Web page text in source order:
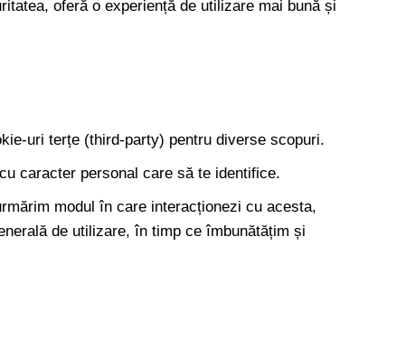
oferă o experiență de utilizare mai bună și
uri terțe (third-party) pentru diverse scopuri.
caracter personal care să te identifice.
modul în care interacționezi cu acesta,
de utilizare, în timp ce îmbunătățim și